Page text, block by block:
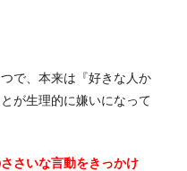
で、本来は『好きな人か
が生理的に嫌いになって
ささいな言動をきっかけ